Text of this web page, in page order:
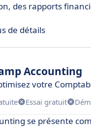
des rapports
de détails
Accounting
votre
Essai gratuit
se présente